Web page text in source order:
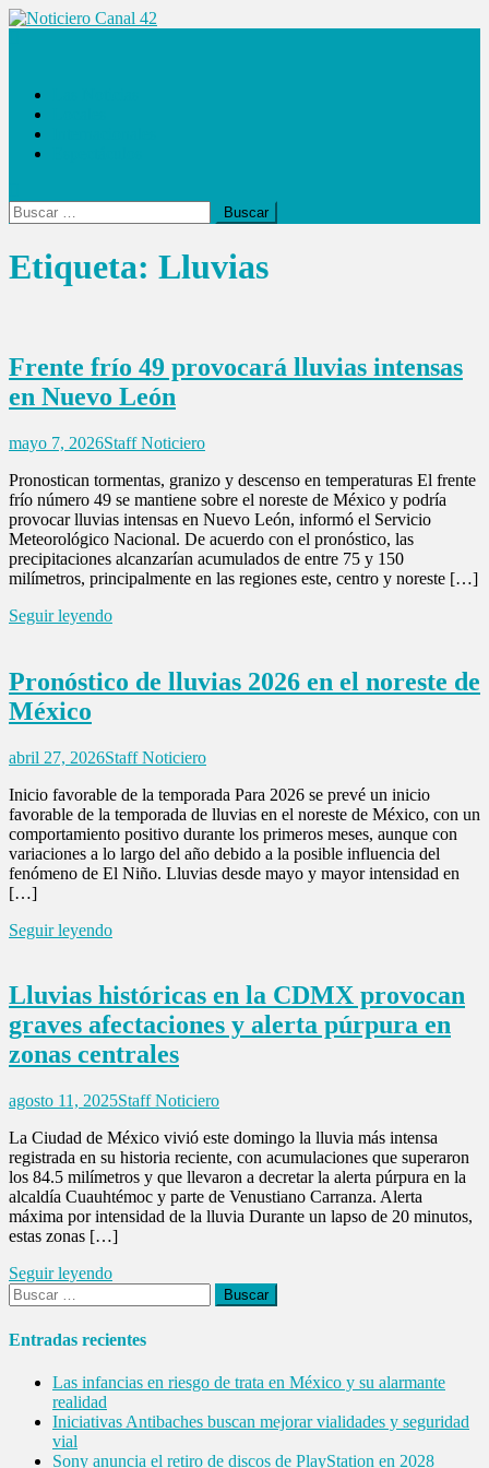
Saltar
Buscar:
Etiqueta: Lluvias
Frente frío 49 provocará lluvias intensas
en Nuevo León
mayo 7, 2026Staff Noticiero
Pronostican tormentas, granizo y descenso en temperaturas El frente
frío número 49 se mantiene sobre el noreste de México y podría
provocar lluvias intensas en Nuevo León, informó el Servicio
Meteorológico Nacional. De acuerdo con el pronóstico, las
precipitaciones alcanzarían acumulados de entre 75 y 150
milímetros, principalmente en las regiones este, centro y noreste […]
Seguir leyendo
Pronóstico de lluvias 2026 en el noreste de
México
abril 27, 2026Staff Noticiero
Inicio favorable de la temporada Para 2026 se prevé un inicio
favorable de la temporada de lluvias en el noreste de México, con un
comportamiento positivo durante los primeros meses, aunque con
variaciones a lo largo del año debido a la posible influencia del
fenómeno de El Niño. Lluvias desde mayo y mayor intensidad en
[…]
Seguir leyendo
Lluvias históricas en la CDMX provocan
graves afectaciones y alerta púrpura en
zonas centrales
agosto 11, 2025Staff Noticiero
La Ciudad de México vivió este domingo la lluvia más intensa
registrada en su historia reciente, con acumulaciones que superaron
los 84.5 milímetros y que llevaron a decretar la alerta púrpura en la
alcaldía Cuauhtémoc y parte de Venustiano Carranza. Alerta
máxima por intensidad de la lluvia Durante un lapso de 20 minutos,
estas zonas […]
Seguir leyendo
Buscar:
Entradas recientes
Las infancias en riesgo de trata en México y su alarmante
realidad
Iniciativas Antibaches buscan mejorar vialidades y seguridad
vial
Sony anuncia el retiro de discos de PlayStation en 2028